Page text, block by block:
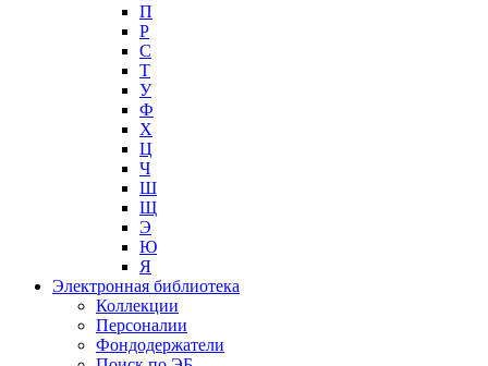
П
Р
С
Т
У
Ф
Х
Ц
Ч
Ш
Щ
Э
Ю
Я
Электронная библиотека
Коллекции
Персоналии
Фондодержатели